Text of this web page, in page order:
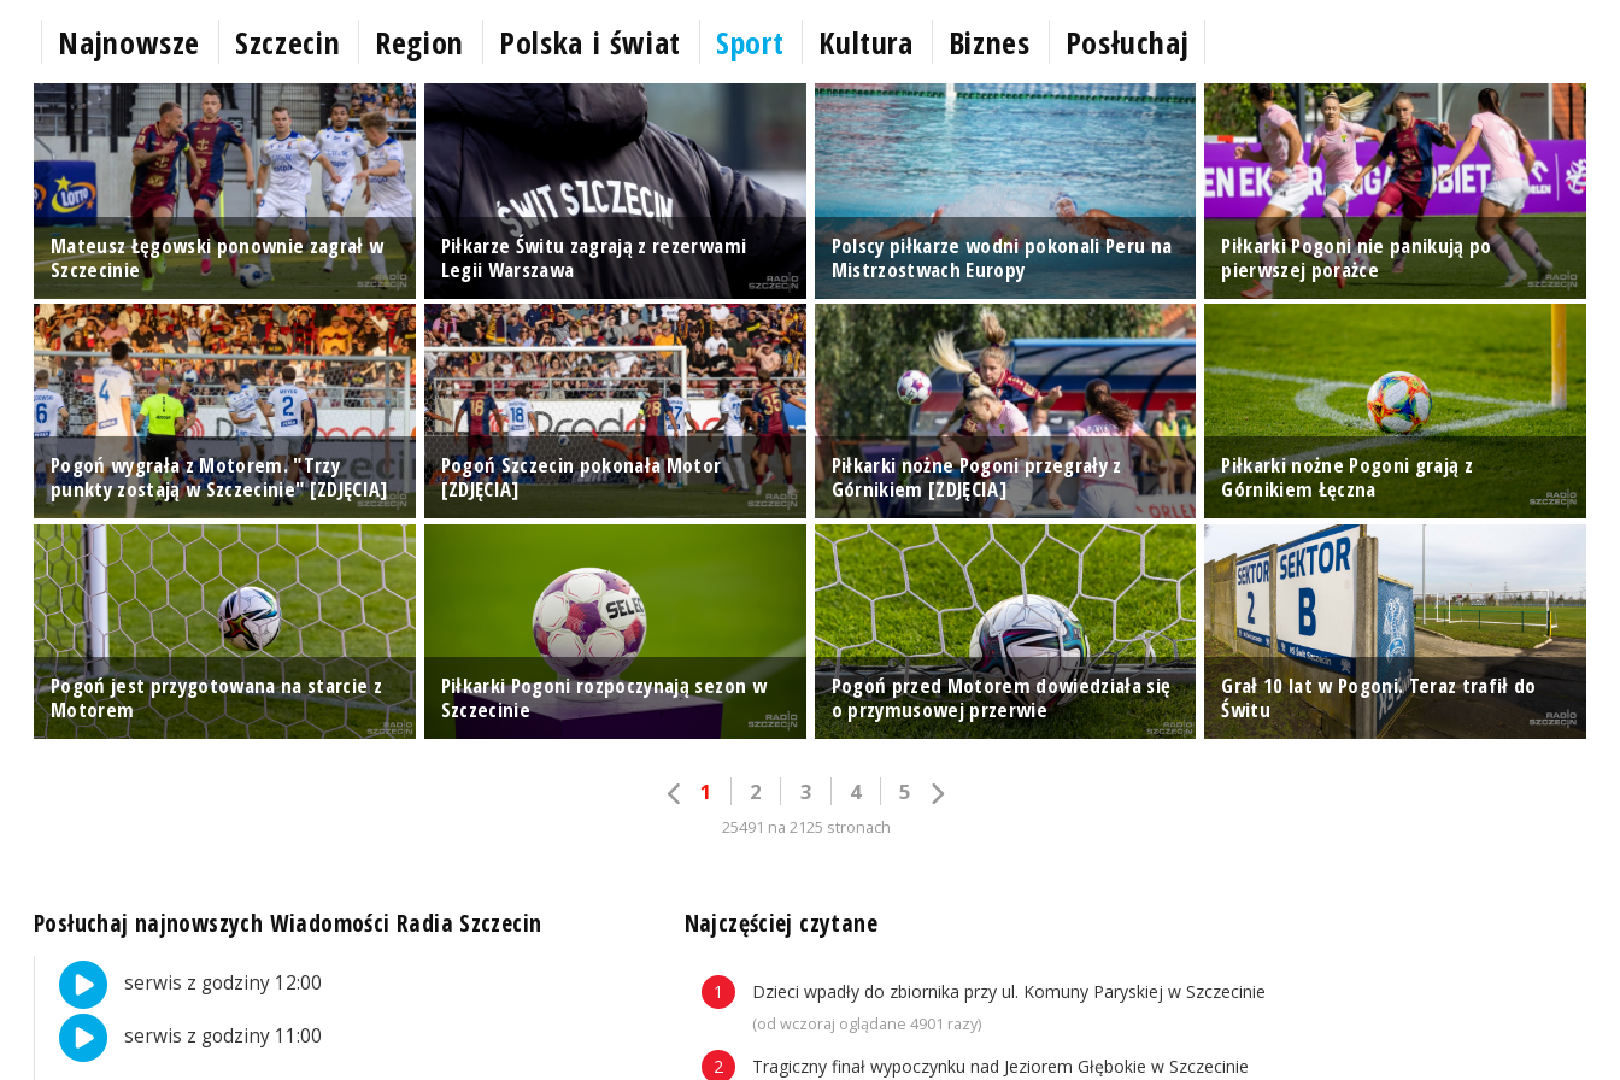
Najnowsze Szczecin Region Polska i świat Sport Kultura Biznes Posłuchaj
Mateusz Łęgowski ponownie zagrał w
Szczecinie
Piłkarze Świtu zagrają z rezerwami
Legii Warszawa
Polscy piłkarze wodni pokonali Peru na
Mistrzostwach Europy
Piłkarki Pogoni nie panikują po
pierwszej porażce
Pogoń wygrała z Motorem. "Trzy
punkty zostają w Szczecinie" [ZDJĘCIA]
Pogoń Szczecin pokonała Motor
[ZDJĘCIA]
Piłkarki nożne Pogoni przegrały z
Górnikiem [ZDJĘCIA]
Piłkarki nożne Pogoni grają z
Górnikiem Łęczna
Pogoń jest przygotowana na starcie z
Motorem
Piłkarki Pogoni rozpoczynają sezon w
Szczecinie
Pogoń przed Motorem dowiedziała się
o przymusowej przerwie
Grał 10 lat w Pogoni. Teraz trafił do
Świtu
1 2 3 4 5
25491 na 2125 stronach
Posłuchaj najnowszych Wiadomości Radia Szczecin
serwis z godziny 12:00
serwis z godziny 11:00
Najczęściej czytane
Dzieci wpadły do zbiornika przy ul. Komuny Paryskiej w Szczecinie
(od wczoraj oglądane 4901 razy)
Tragiczny finał wypoczynku nad Jeziorem Głębokie w Szczecinie